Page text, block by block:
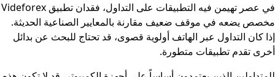
في عصر تهيمن فيه التطبيقات على التداول، فقدان تطبيق Videforex
مخصص يضعه في موقف ضعيف مقارنة بالمعايير الصناعية الحديثة.
إذا كان التداول عبر الهاتف أولوية قصوى، قد تحتاج للبحث عن بدائل
أخرى تقدم تطبيقات متطورة.